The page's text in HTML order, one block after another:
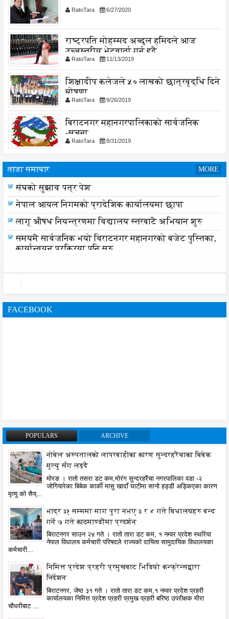
RatoTara 6/27/2020
राष्ट्रपति मोहम्मद अब्दुल हमिदले आज
उच्चस्तरीय भेटवार्ता गर्नु हुदै,
RatoTara 11/13/2019
शिक्षादीप कलेजले ५० लाखको छात्रवृद्धि दिने
घोषणा
RatoTara 9/26/2019
बिराटनगर महानगरपालिकाको सार्वजनिक
-सुचना
RatoTara 8/31/2019
ताजा समाचार MORE
संघको सुझाव पत्र पेश
नेपाल आयल निगमको प्रादेशिक कार्यालयमा छापा
लागू औषध नियन्त्रणमा विद्यालय स्तरबाटै अभियान शुरु
समयमै सार्वजनिक भयो विराटनगर महानगरको बजेट पुस्तिका,
कार्यान्वयन प्रक्रिया पनि सुरु
FACEBOOK
POPULARS ARCHIVE
नोबेल अस्पतालको लापरबाहीका कारण सुन्दरहरैंचाका बिबेक
मृत्यु सँग लड्दै
मोरङ । रातो तसरा डट कम,मोरंग सुन्दरहरैंचा नगरपालिका वडा -२
जोगियारेका बिबेक कार्की मासु खादाँ घाटीमा सानो हड्डी अड्किएका कारण
मृत्यु को सैय्...
भाद्र ३१ सम्ममा माग पुरा नभए ३ र ४ गते बिधालयहरु बन्द
गर्ने ७ गते काठमाण्डौंमा प्रदर्शन
बिराटनगर साउन २४ गते । रातो तारा डट कम, १ नम्वर प्रदेश स्थरिया
नेपाल विधालय कर्मचारी परिषदले राज्यको दायित्व सामुदायिक विधालयका
कर्मचारी...
निमित्त प्रदेश प्रहरी प्रमुखबाट भिडियो कन्फ्रेन्सद्वारा
निर्देशन
बिराटनगर, जेष्ठ ३१ गते । रातो तारा डट कम,१ नम्वर प्रदेश प्रहरी
कार्यालयका निमित्त प्रदेश प्रहरी प्रमुख प्रहरी बरिष्ठ उपरीक्षक मीरा
चौधरीबाट ...